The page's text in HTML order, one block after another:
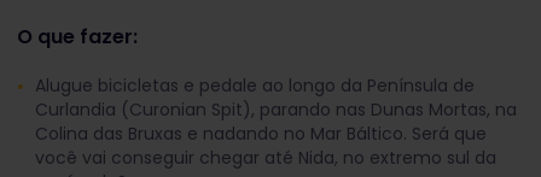
O que fazer:
Alugue bicicletas e pedale ao longo da Península de
Curlandia (Curonian Spit), parando nas Dunas Mortas, na
Colina das Bruxas e nadando no Mar Báltico. Será que
você vai conseguir chegar até Nida, no extremo sul da